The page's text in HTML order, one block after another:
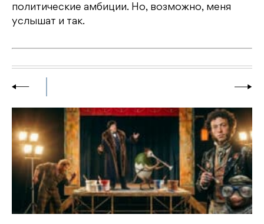
политические амбиции. Но, возможно, меня
услышат и так.